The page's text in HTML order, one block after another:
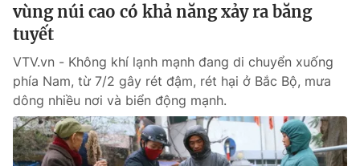
vùng núi cao có khả năng xảy ra băng
tuyết
VTV.vn - Không khí lạnh mạnh đang di chuyển xuống
phía Nam, từ 7/2 gây rét đậm, rét hại ở Bắc Bộ, mưa
dông nhiều nơi và biển động mạnh.